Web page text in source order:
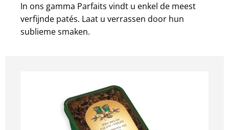
In ons gamma Parfaits vindt u enkel de meest
verfijnde patés. Laat u verrassen door hun
sublieme smaken.